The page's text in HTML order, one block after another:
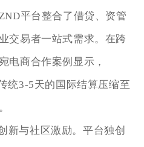
平台整合了借贷、资管
交易者一站式需求。在跨
电商合作案例显示，
统3-5天的国际结算压缩至
新与社区激励。平台独创